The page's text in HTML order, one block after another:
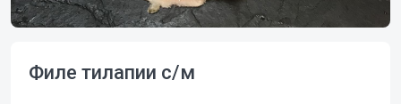
Филе тилапии с/м